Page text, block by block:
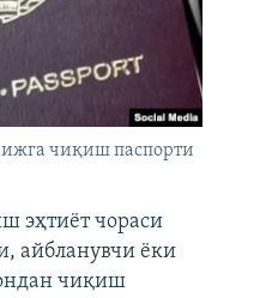
чиқиш паспорти
эҳтиёт чораси
айбланувчи ёки
чиқиш